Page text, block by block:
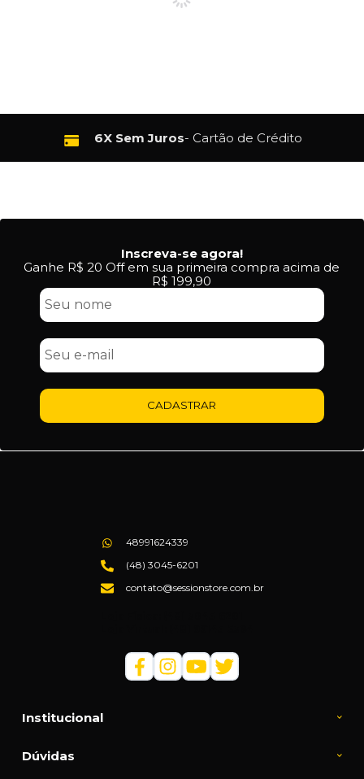
6X Sem Juros- Cartão de Crédito
Inscreva-se agora!
Ganhe R$ 20 Off em sua primeira compra acima de
R$ 199,90
CADASTRAR
Institucional
Dúvidas
48991624339
(48) 3045-6201
contato@sessionstore.com.br